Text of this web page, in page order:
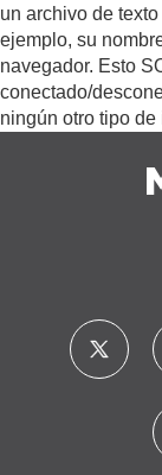
un archivo de
ejemplo, su
navegador. Esto
conectado/
ningún otro tipo